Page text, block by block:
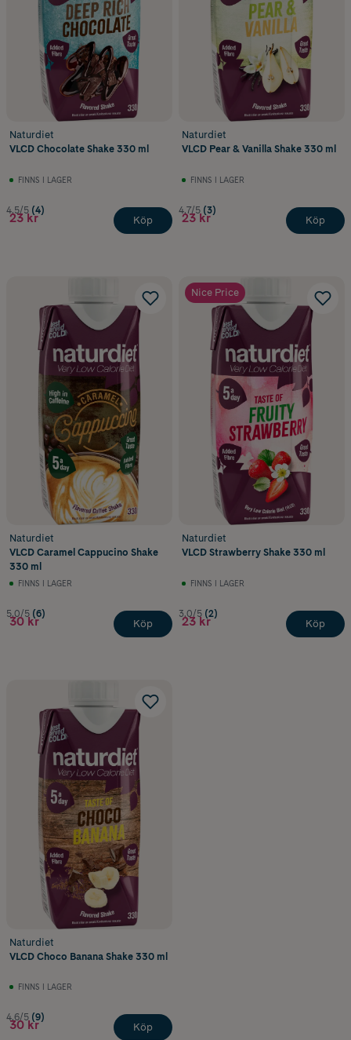
Naturdiet
VLCD Chocolate Shake 330 ml
FINNS I LAGER
4.5/5 (4)
23 kr Köp
Naturdiet
VLCD Pear & Vanilla Shake 330 ml
FINNS I LAGER
4.7/5 (3)
23 kr Köp
Naturdiet
VLCD Caramel Cappucino Shake
330 ml
FINNS I LAGER
5.0/5 (6)
30 kr Köp
Nice Price
Naturdiet
VLCD Strawberry Shake 330 ml
FINNS I LAGER
3.0/5 (2)
23 kr Köp
Naturdiet
VLCD Choco Banana Shake 330 ml
FINNS I LAGER
4.6/5 (9)
30 kr Köp